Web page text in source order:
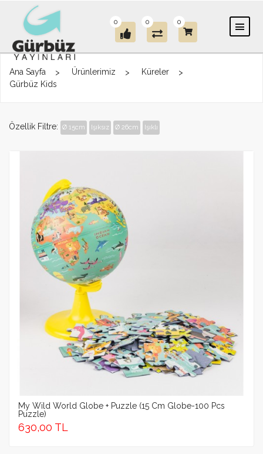
0 0 0
Ana Sayfa Ürünlerimiz
Küreler
Gürbüz Kids
Özellik Filtre: Ø 15cm Işıksız Ø 26cm Işıklı
My Wild World Globe + Puzzle (15 Cm Globe-100 Pcs
Puzzle)
630,00 TL